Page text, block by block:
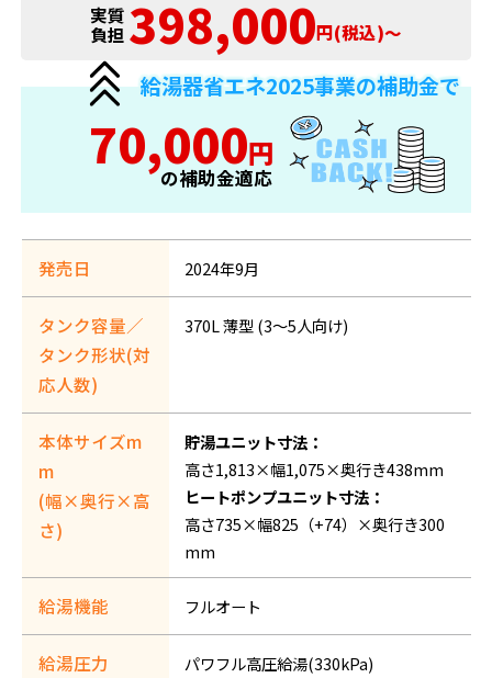
実質
負担 398,000円(税込)〜
給湯器省エネ2025事業の補助金で
70,000円
の補助金適応
発売日 2024年9月
タンク容量／
タンク形状(対
応人数)
370L 薄型 (3〜5人向け)
本体サイズm
m
(幅×奥行×高
さ)
貯湯ユニット寸法：
高さ1,813×幅1,075×奥行き438mm
ヒートポンプユニット寸法：
高さ735×幅825（+74）×奥行き300
mm
給湯機能 フルオート
給湯圧力 パワフル高圧給湯(330kPa)